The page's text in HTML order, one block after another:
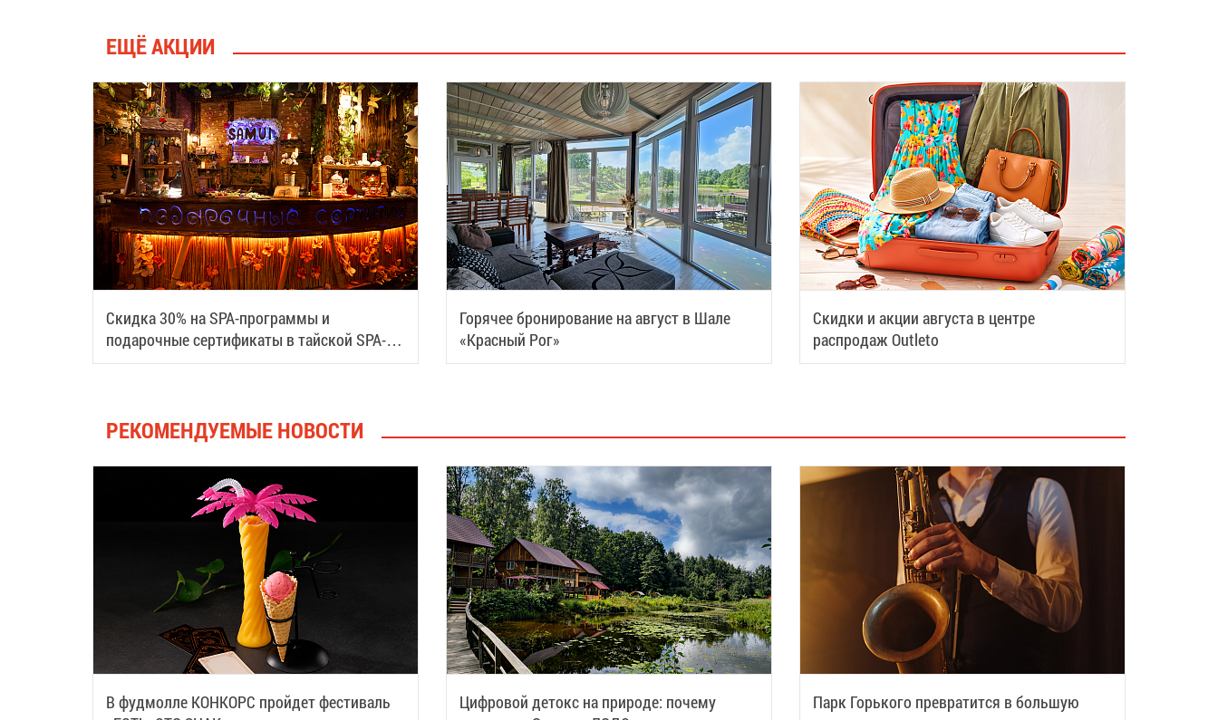
ЕЩЁ АКЦИИ
Скидка 30% на SPA-программы и
подарочные сертификаты в тайской SPA-
деревне Samui
Горячее бронирование на август в Шале
«Красный Рог»
Скидки и акции августа в центре
распродаж Outleto
РЕКОМЕНДУЕМЫЕ НОВОСТИ
В фудмолле КОНКОРС пройдет фестиваль
Цифровой детокс на природе: почему
Парк Горького превратится в большую